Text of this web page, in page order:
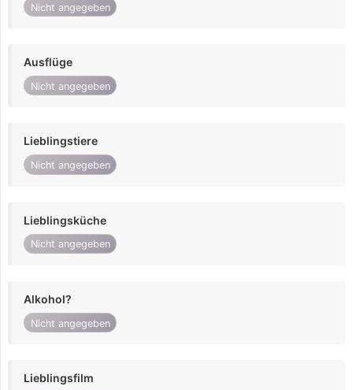
Nicht angegeben
Ausflüge
Nicht angegeben
Lieblingstiere
Nicht angegeben
Lieblingsküche
Nicht angegeben
Alkohol?
Nicht angegeben
Lieblingsfilm